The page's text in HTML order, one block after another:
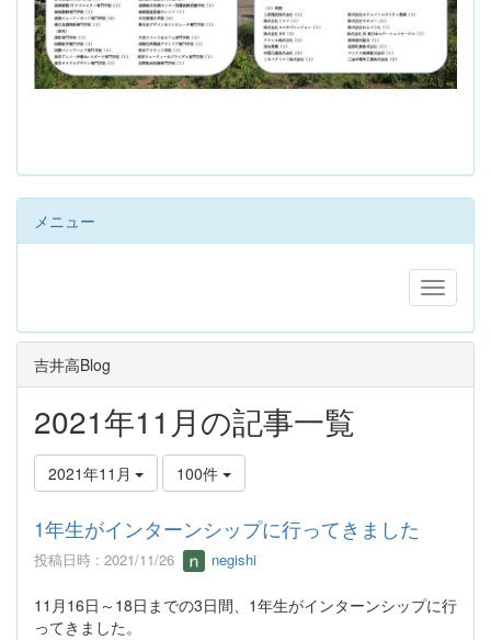
メニュー
吉井高Blog
2021年11月の記事一覧
2021年11月 100件
1年生がインターンシップに行ってきました
投稿日時 : 2021/11/26 negishi
11月16日～18日までの3日間、1年生がインターンシップに行
ってきました。